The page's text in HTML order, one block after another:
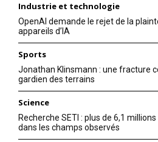
Industrie et technologie
OpenAI demande le rejet de la
appareils d’IA
Sports
Jonathan Klinsmann : une fracture
gardien des terrains
Science
Recherche SETI : plus de 6,1
dans les champs observés